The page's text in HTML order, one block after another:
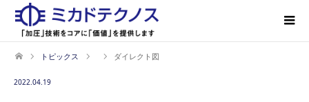
トピックス ダイレクト図
2022.04.19